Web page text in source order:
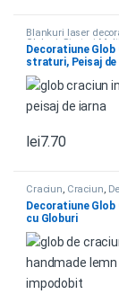
Blankuri laser
Globuri Straturi
Decoratiune Glob
straturi, Peisaj de
lei7.70
Craciun, Craciun,
Globuri
Globuri
Decoratiune Glob
cu Globuri